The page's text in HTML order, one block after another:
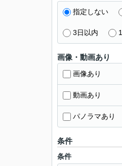
指定しない
3日以内
画像・動画あり
画像あり
動画あり
パノラマあり
条件
条件